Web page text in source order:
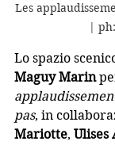
Les
|
Lo spazio
Maguy Marin
pas, in
Mariotte, Ulises